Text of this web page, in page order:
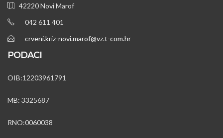
42220 Novi Marof
042 611 401
crveni.kriz-novi.marof@vz.t-com.hr
PODACI
OIB:12203961791
MB: 3325687
RNO:0060038